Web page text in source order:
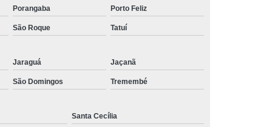
Tratamento de Estresse Pós Traumático
Tratamento Estresse Pós Traumático
Estresse Pós Traumático
Transtorno de Estresse
de Estresse Pós Traumático
Porangaba Porto Feliz
São Roque Tatuí
Jaraguá Jaçanã
São Domingos Tremembé
Santa Cecília